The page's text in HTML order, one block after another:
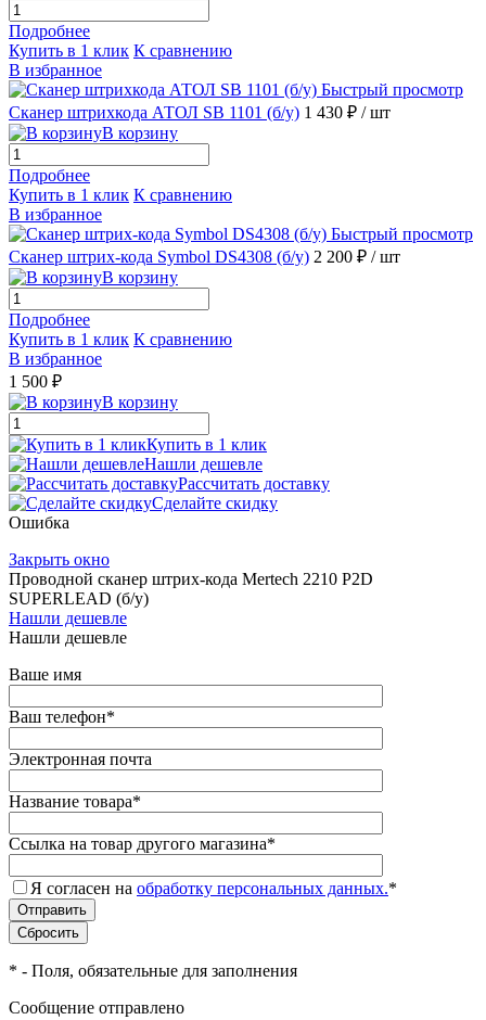
Подробнее
Купить в 1 клик К сравнению
В избранное
Быстрый просмотр
Сканер штрихкода АТОЛ SB 1101 (б/у) 1 430 ₽ / шт
В корзину
Подробнее
Купить в 1 клик К сравнению
В избранное
Быстрый просмотр
Сканер штрих-кода Symbol DS4308 (б/у) 2 200 ₽ / шт
В корзину
Подробнее
Купить в 1 клик К сравнению
В избранное
1 500 ₽
В корзину
Купить в 1 клик
Нашли дешевле
Рассчитать доставку
Сделайте скидку
Ошибка
Закрыть окно
Проводной сканер штрих-кода Mertech 2210 P2D
SUPERLEAD (б/у)
Нашли дешевле
Нашли дешевле
Ваше имя
Ваш телефон*
Электронная почта
Название товара*
Ссылка на товар другого магазина*
Я согласен на обработку персональных данных.*
* - Поля, обязательные для заполнения
Сообщение отправлено